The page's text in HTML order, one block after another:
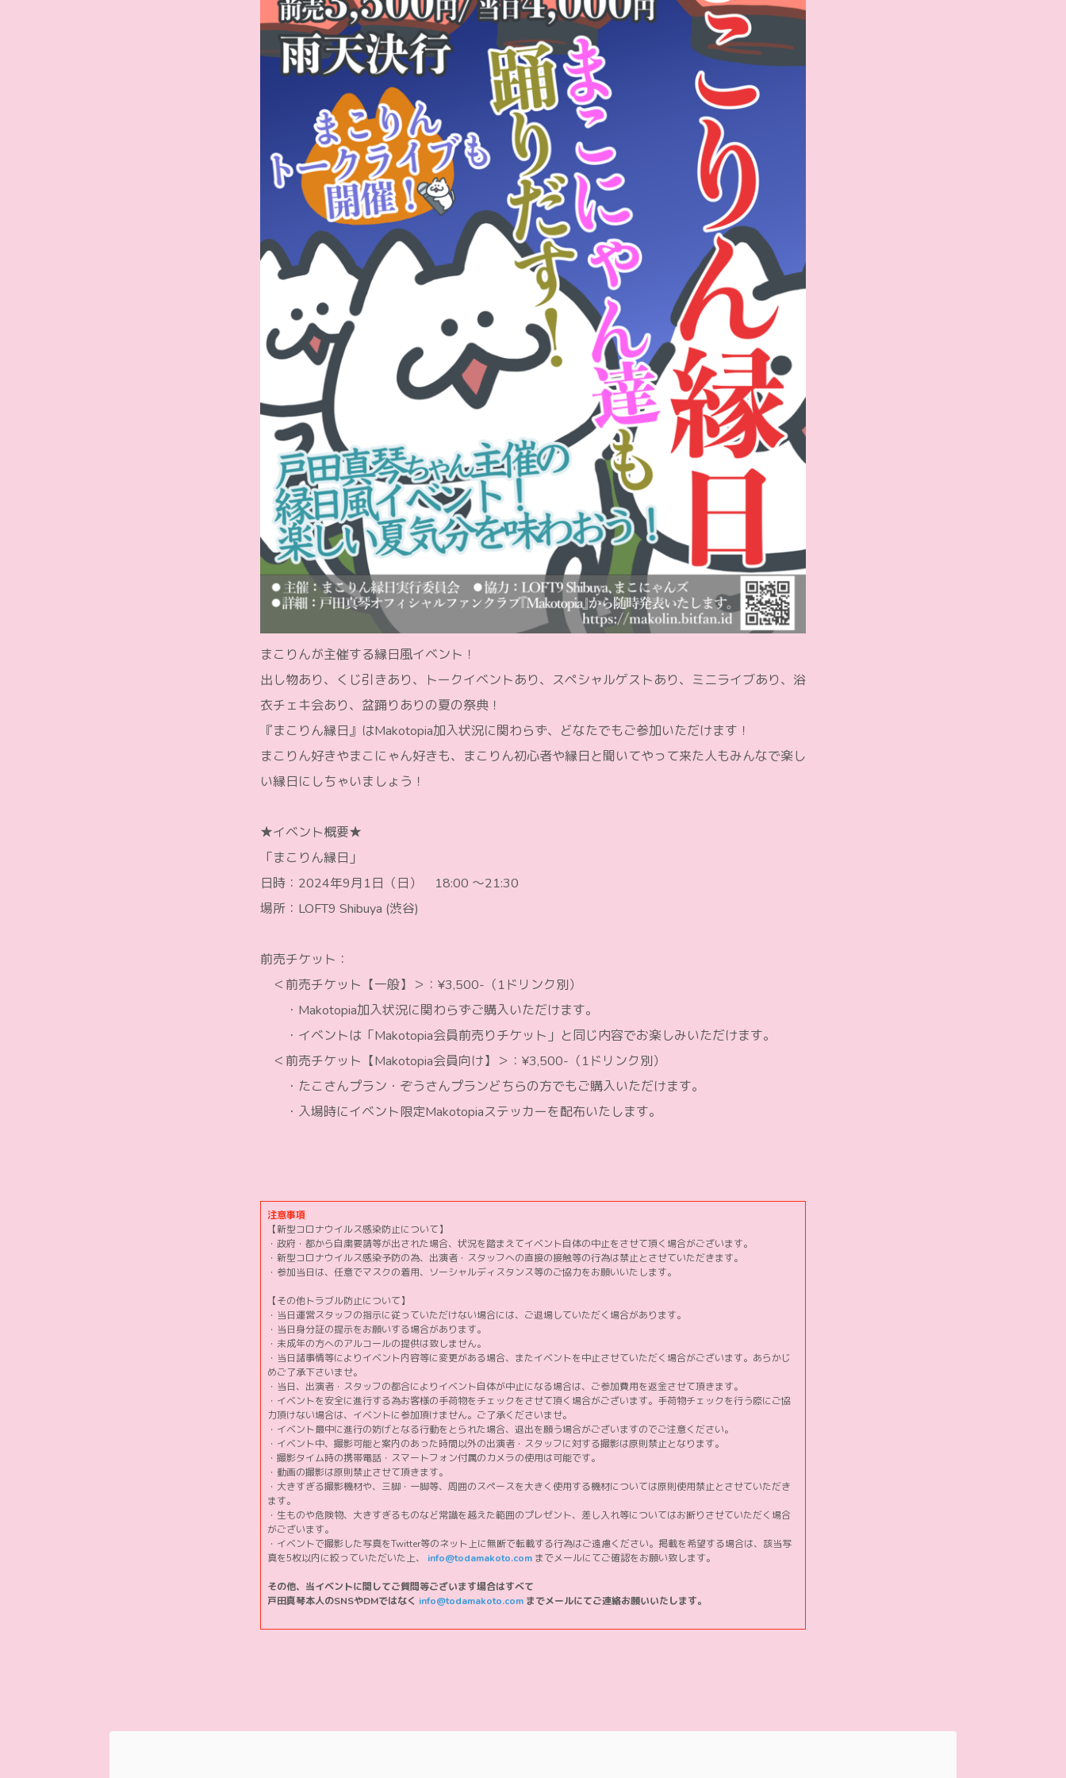
まこりんが主催する縁日風イベント！
出し物あり、くじ引きあり、トークイベントあり、スペシャルゲストあり、ミニライブあり、浴
衣チェキ会あり、盆踊りありの夏の祭典！
『まこりん縁日』はMakotopia加入状況に関わらず、どなたでもご参加いただけます！
まこりん好きやまこにゃん好きも、まこりん初心者や縁日と聞いてやって来た人もみんなで楽し
い縁日にしちゃいましょう！
★イベント概要★
「まこりん縁日」
日時：2024年9月1日（日） 18:00 〜21:30
場所：LOFT9 Shibuya (渋谷)
前売チケット：
＜前売チケット【一般】＞：¥3,500-（1ドリンク別）
・Makotopia加入状況に関わらずご購入いただけます。
・イベントは「Makotopia会員前売りチケット」と同じ内容でお楽しみいただけます。
＜前売チケット【Makotopia会員向け】＞：¥3,500-（1ドリンク別）
・たこさんプラン・ぞうさんプランどちらの方でもご購入いただけます。
・入場時にイベント限定Makotopiaステッカーを配布いたします。
注意事項
【新型コロナウイルス感染防止について】
・政府・都から自粛要請等が出された場合、状況を踏まえてイベント自体の中止をさせて頂く場合がございます。
・新型コロナウイルス感染予防の為、出演者・スタッフへの直接の接触等の行為は禁止とさせていただきます。
・参加当日は、任意でマスクの着用、ソーシャルディスタンス等のご協力をお願いいたします。
【その他トラブル防止について】
・当日運営スタッフの指示に従っていただけない場合には、ご退場していただく場合があります。
・当日身分証の提示をお願いする場合があります。
・未成年の方へのアルコールの提供は致しません。
・当日諸事情等によりイベント内容等に変更がある場合、またイベントを中止させていただく場合がございます。あらかじ
めご了承下さいませ。
・当日、出演者・スタッフの都合によりイベント自体が中止になる場合は、ご参加費用を返金させて頂きます。
・イベントを安全に進行する為お客様の手荷物をチェックをさせて頂く場合がございます。手荷物チェックを行う際にご協
力頂けない場合は、イベントに参加頂けません。ご了承くださいませ。
・イベント最中に進行の妨げとなる行動をとられた場合、退出を願う場合がございますのでご注意ください。
・イベント中、撮影可能と案内のあった時間以外の出演者・スタッフに対する撮影は原則禁止となります。
・撮影タイム時の携帯電話・スマートフォン付属のカメラの使用は可能です。
・動画の撮影は原則禁止させて頂きます。
・大きすぎる撮影機材や、三脚・一脚等、周囲のスペースを大きく使用する機材については原則使用禁止とさせていただき
ます。
・生ものや危険物、大きすぎるものなど常識を越えた範囲のプレゼント、差し入れ等についてはお断りさせていただく場合
がございます。
・イベントで撮影した写真をTwitter等のネット上に無断で転載する行為はご遠慮ください。掲載を希望する場合は、該当写
真を5枚以内に絞っていただいた上、 info@todamakoto.com までメールにてご確認をお願い致します。
その他、当イベントに関してご質問等ございます場合はすべて
戸田真琴本人のSNSやDMではなく info@todamakoto.com までメールにてご連絡お願いいたします。